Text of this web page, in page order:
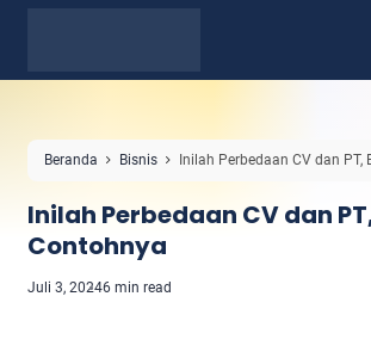
Beranda Bisnis Inilah Perbedaan CV dan PT,
Inilah Perbedaan CV dan
Contohnya
Juli 3, 20246 min read